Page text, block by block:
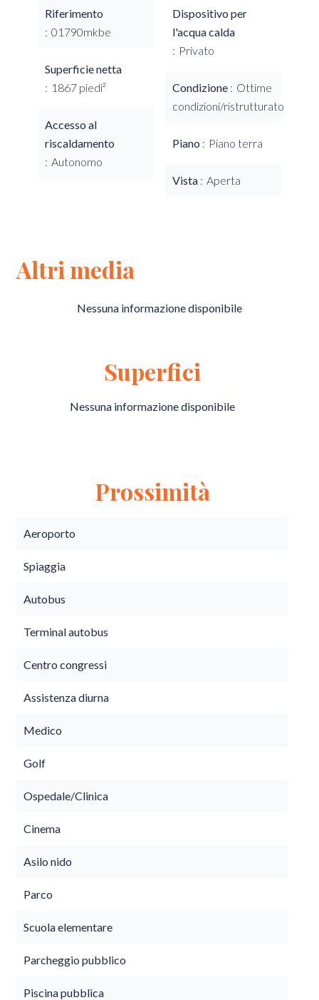
Riferimento
01790mkbe
Superficie netta
1867 piedi²
Accesso al
riscaldamento
Autonomo
Dispositivo per
l'acqua calda
Privato
Condizione
Ottime
condizioni/ristrutturato
Piano Piano terra
Vista Aperta
Altri media
Nessuna informazione disponibile
Superfici
Nessuna informazione disponibile
Prossimità
Aeroporto
Spiaggia
Autobus
Terminal autobus
Centro congressi
Assistenza diurna
Medico
Golf
Ospedale/Clinica
Cinema
Asilo nido
Parco
Scuola elementare
Parcheggio pubblico
Piscina pubblica